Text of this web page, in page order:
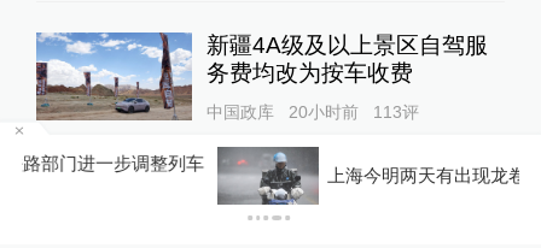
新疆4A级及以上景区自驾服
务费均改为按车收费
中国政库 20小时前 113评
“青海和兰州在抢一碗面？”青
海媒体：这种说法，格局小了
上海今明两天有出现龙卷潜势